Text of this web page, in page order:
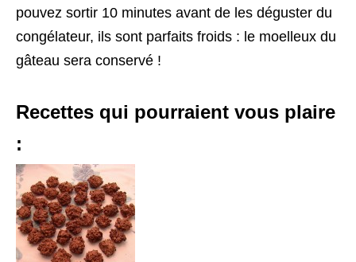
pouvez sortir 10 minutes avant de les déguster du
congélateur, ils sont parfaits froids : le moelleux du
gâteau sera conservé !
Recettes qui pourraient vous plaire
: